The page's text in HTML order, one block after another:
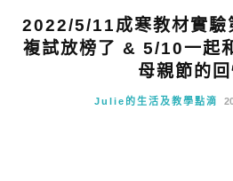
2022/5/11成寒教材實驗
複試放榜了 & 5/10一起
母親節的
Julie的生活及教學點滴